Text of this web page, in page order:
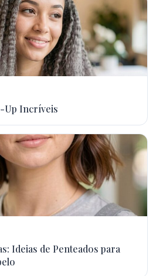
Up Incríveis
Ideias de Penteados para